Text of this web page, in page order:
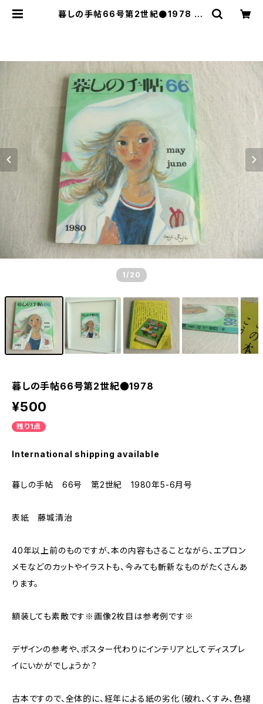
暮しの手帖66号第2世紀●1978 | l
1 /20
暮しの手帖66号第2世紀●1978
¥500
残り1点
International shipping available
暮しの手帖 66号 第2世紀 1980年5-6月号
表紙 藤城清治
40年以上前のものですが、本の内容もさることながら、エプロン
メモなどのカットやイラストも、今みても斬新なものがたくさんあ
ります。
額装しても素敵です※画像2枚目は参考例です※
デザインの参考や、ポスター代わりにインテリアとしてディスプレ
イにいかがでしょうか？
古本ですので、全体的に、経年による紙の劣化（破れ、くすみ、色褪